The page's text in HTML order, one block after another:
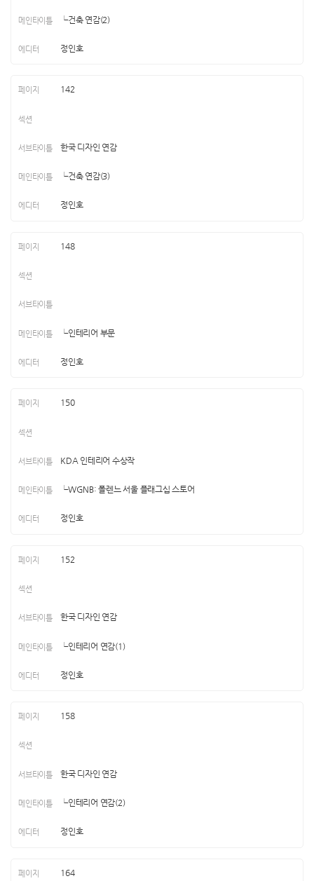
└건축 연감(2)
정인호
142
한국 디자인 연감
└건축 연감(3)
정인호
148
└인테리어 부문
정인호
150
KDA 인테리어 수상작
└WGNB: 폴렌느 서울 플래그십 스토어
정인호
152
한국 디자인 연감
└인테리어 연감(1)
정인호
158
한국 디자인 연감
└인테리어 연감(2)
정인호
164